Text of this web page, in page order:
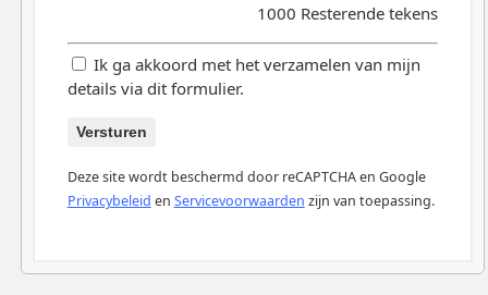
1000 Resterende tekens
Ik ga akkoord met het verzamelen van mijn
details via dit formulier.
Versturen
Deze site wordt beschermd door reCAPTCHA en Google
Privacybeleid en Servicevoorwaarden zijn van toepassing.